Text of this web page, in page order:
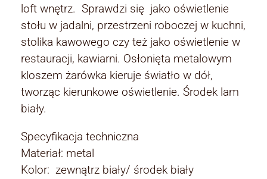
loft wnętrz. Sprawdzi się jako oświetlenie
stołu w jadalni, przestrzeni roboczej w kuchni,
stolika kawowego czy też jako oświetlenie w
restauracji, kawiarni. Osłonięta metalowym
kloszem żarówka kieruje światło w dół,
tworząc kierunkowe oświetlenie. Środek lam
biały.
Specyfikacja techniczna
Materiał: metal
Kolor: zewnątrz biały/ środek biały